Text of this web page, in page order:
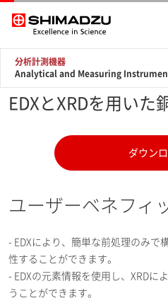
分析計測機器
Analytical and Measuring
EDXとXRDを用いた
ダウン
ユーザーベネフィ
- EDXにより、簡単な前処理のみで
性することができます。
- EDXの元素情報を使用し、XRDに
うことができます。